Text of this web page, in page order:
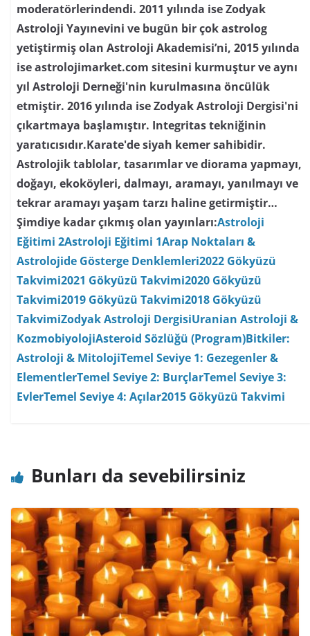
moderatörlerindendi. 2011 yılında ise Zodyak
Astroloji Yayınevini ve bugün bir çok astrolog
yetiştirmiş olan Astroloji Akademisi’ni, 2015 yılında
ise astrolojimarket.com sitesini kurmuştur ve aynı
yıl Astroloji Derneği'nin kurulmasına öncülük
etmiştir. 2016 yılında ise Zodyak Astroloji Dergisi'ni
çıkartmaya başlamıştır. Integritas tekniğinin
yaratıcısıdır.Karate'de siyah kemer sahibidir.
Astrolojik tablolar, tasarımlar ve diorama yapmayı,
doğayı, ekoköyleri, dalmayı, aramayı, yanılmayı ve
tekrar aramayı yaşam tarzı haline getirmiştir…
Şimdiye kadar çıkmış olan yayınları:Astroloji
Eğitimi 2Astroloji Eğitimi 1Arap Noktaları &
Astrolojide Gösterge Denklemleri2022 Gökyüzü
Takvimi2021 Gökyüzü Takvimi2020 Gökyüzü
Takvimi2019 Gökyüzü Takvimi2018 Gökyüzü
TakvimiZodyak Astroloji DergisiUranian Astroloji &
KozmobiyolojiAsteroid Sözlüğü (Program)Bitkiler:
Astroloji & MitolojiTemel Seviye 1: Gezegenler &
ElementlerTemel Seviye 2: BurçlarTemel Seviye 3:
EvlerTemel Seviye 4: Açılar2015 Gökyüzü Takvimi
Bunları da sevebilirsiniz